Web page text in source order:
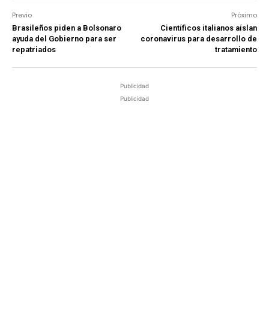
Previo
Brasileños piden a Bolsonaro
ayuda del Gobierno para ser
repatriados
Próximo
Científicos italianos aíslan
coronavirus para desarrollo de
tratamiento
Publicidad
Publicidad